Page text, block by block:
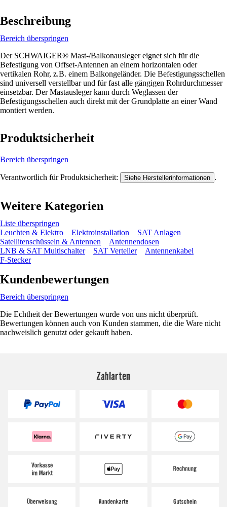
Beschreibung
Bereich überspringen
Der SCHWAIGER® Mast-/Balkonausleger eignet sich für die
Befestigung von Offset-Antennen an einem horizontalen oder
vertikalen Rohr, z.B. einem Balkongeländer. Die Befestigungsschellen
sind universell verstellbar und für fast alle gängigen Rohrdurchmesser
einsetzbar. Der Mastausleger kann durch Weglassen der
Befestigungsschellen auch direkt mit der Grundplatte an einer Wand
montiert werden.
Produktsicherheit
Bereich überspringen
Verantwortlich für Produktsicherheit: Siehe Herstellerinformationen .
Weitere Kategorien
Liste überspringen
Leuchten & Elektro
Elektroinstallation
SAT Anlagen
Satellitenschüsseln & Antennen
Antennendosen
LNB & SAT Multischalter
SAT Verteiler
Antennenkabel
F-Stecker
Kundenbewertungen
Bereich überspringen
Die Echtheit der Bewertungen wurde von uns nicht überprüft.
Bewertungen können auch von Kunden stammen, die die Ware nicht
nachweislich genutzt oder gekauft haben.
Zahlarten